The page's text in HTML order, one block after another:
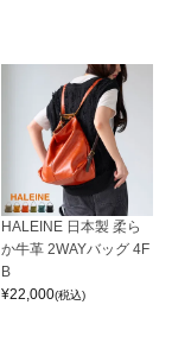
HALEINE 日本製 柔ら
か牛革 2WAYバッグ 4F
B
¥22,000(税込)